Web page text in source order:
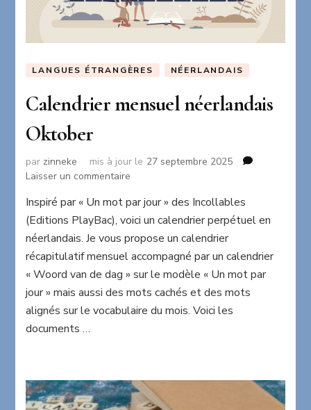
LANGUES ÉTRANGÈRES NÉERLANDAIS
Calendrier mensuel néerlandais
Oktober
par zinneke mis à jour le 27 septembre 2025
Laisser un commentaire
mensuel
néerlandais
Oktober
Inspiré par « Un mot par jour » des Incollables
(Editions PlayBac), voici un calendrier perpétuel en
néerlandais. Je vous propose un calendrier
récapitulatif mensuel accompagné par un calendrier
« Woord van de dag » sur le modèle « Un mot par
jour » mais aussi des mots cachés et des mots
alignés sur le vocabulaire du mois. Voici les
documents …